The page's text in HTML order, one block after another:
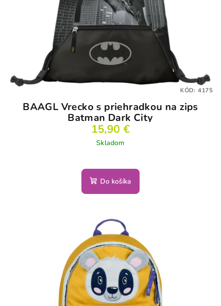
BAAGL Vrecko s priehradkou na zips
Batman Dark City
15,90 €
Skladom
Do košíka
KÓD: 4175